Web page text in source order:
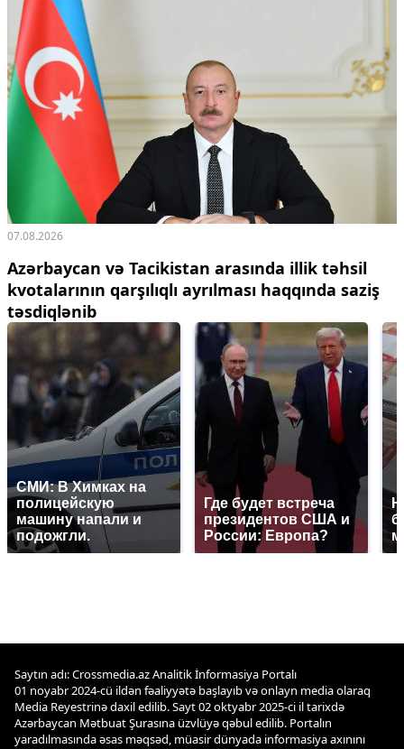
07.08.2026
Azərbaycan və Tacikistan arasında illik təhsil
kvotalarının qarşılıqlı ayrılması haqqında saziş
təsdiqlənib
СМИ: В Химках на
полицейскую
машину напали и
подожгли.
Где будет встреча
президентов США и
России: Европа?
Saytın adı: Crossmedia.az Analitik İnformasiya Portalı
01 noyabr 2024-cü ildən fəaliyyətə başlayıb və onlayn media olaraq
Media Reyestrinə daxil edilib. Sayt 02 oktyabr 2025-ci il tarixdə
Azərbaycan Mətbuat Şurasına üzvlüyə qəbul edilib. Portalın
yaradılmasında əsas məqsəd, müasir dünyada informasiya axınını